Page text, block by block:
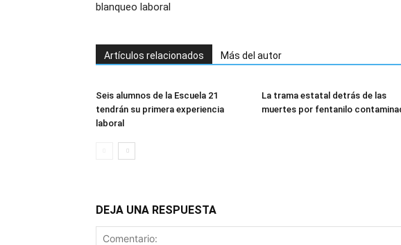
blanqueo laboral
Artículos relacionados Más del autor
Seis alumnos de la Escuela 21
tendrán su primera experiencia
laboral
La trama estatal detrás de las
muertes por fentanilo
DEJA UNA RESPUESTA